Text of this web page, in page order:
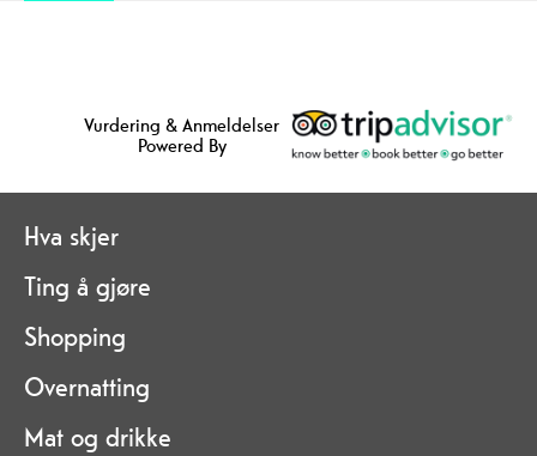
Vurdering & Anmeldelser
Powered By
Hva skjer
Ting å gjøre
Shopping
Overnatting
Mat og drikke